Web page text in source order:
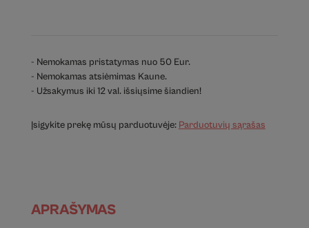
- Nemokamas pristatymas nuo 50 Eur.
- Nemokamas atsiėmimas Kaune.
- Užsakymus iki 12 val. išsiųsime šiandien!
Įsigykite prekę mūsų parduotuvėje: Parduotuvių sąrašas
APRAŠYMAS